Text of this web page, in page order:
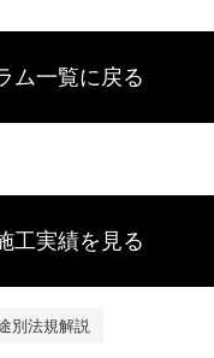
ム一覧に戻る
工実績を見る
別法規解説